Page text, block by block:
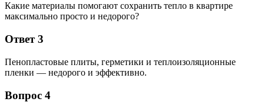
Какие материалы помогают сохранить тепло в квартире
максимально просто и недорого?
Ответ 3
Пенопластовые плиты, герметики и теплоизоляционные
пленки — недорого и эффективно.
Вопрос 4